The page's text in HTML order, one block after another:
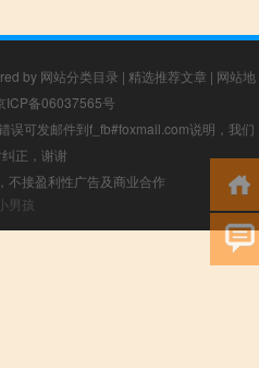
by 网站分类目录 | 精选推荐文章 | 网站地
ICP备06037565号
误可发邮件到f_fb#foxmail.com说明，我们
正，谢谢
不接盈利性广告及商业合作
男孩